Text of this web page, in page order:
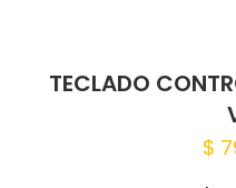
TECLADO
$